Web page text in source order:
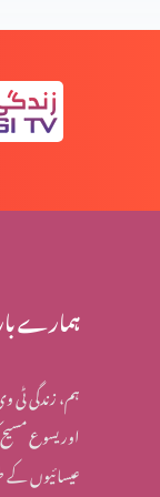
ہمارے
ہم، زندگی
اور یسوع
عیسائیوں کے